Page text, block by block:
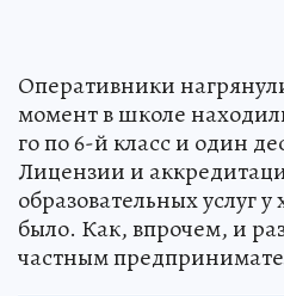
Оперативники
момент в школе
го по 6-й класс и один
Лицензии и
образовательных услуг
было. Как, впрочем, и
частным